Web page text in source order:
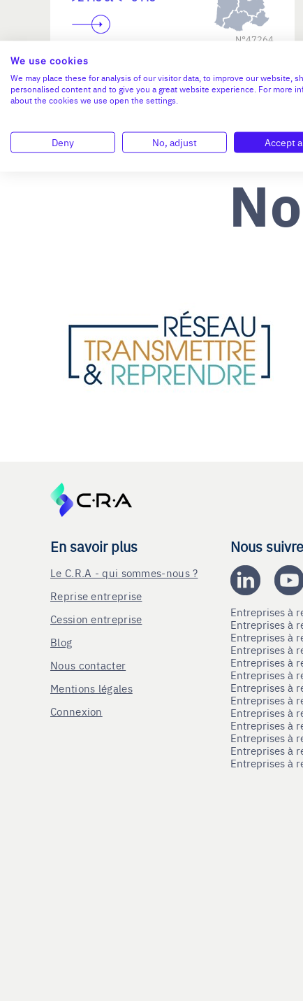
N°47264
En savoir plus
Le C.R.A - qui sommes-nous ?
Reprise entreprise
Cession entreprise
Blog
Nous contacter
Mentions légales
Connexion
Nous suivre
Entreprises à
Entreprises à
Entreprises à
Entreprises à
Entreprises à
Entreprises à
Entreprises à
Entreprises à
Entreprises à
Entreprises à
Entreprises à
Entreprises à
Entreprises à
We use cookies
We may place these for analysis of our visitor data, to improve our website,
personalised content and to give you a great website experience. For more
about the cookies we use open the settings.
Deny No, adjust Accept